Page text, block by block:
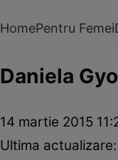
HomePentru Femei
Daniela
14 martie 2015
Ultima actualizare: